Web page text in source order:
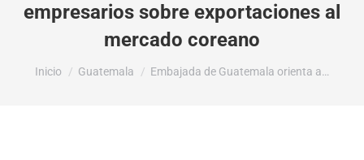
empresarios sobre exportaciones al
mercado coreano
Estás aquí:
Inicio Guatemala Embajada de Guatemala orienta a…